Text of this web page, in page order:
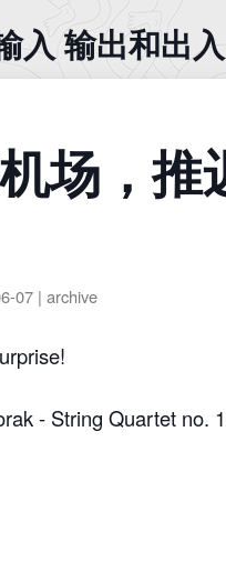
入 输出和出入
场，推
07| archive
- String Quartet no.